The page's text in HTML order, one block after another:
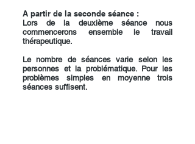
A partir de la seconde séance :
Lors de la deuxième séance nous
commencerons ensemble le travail
thérapeutique.
Le nombre de séances varie selon les
personnes et la problématique. Pour les
problèmes simples en moyenne trois
séances suffisent.